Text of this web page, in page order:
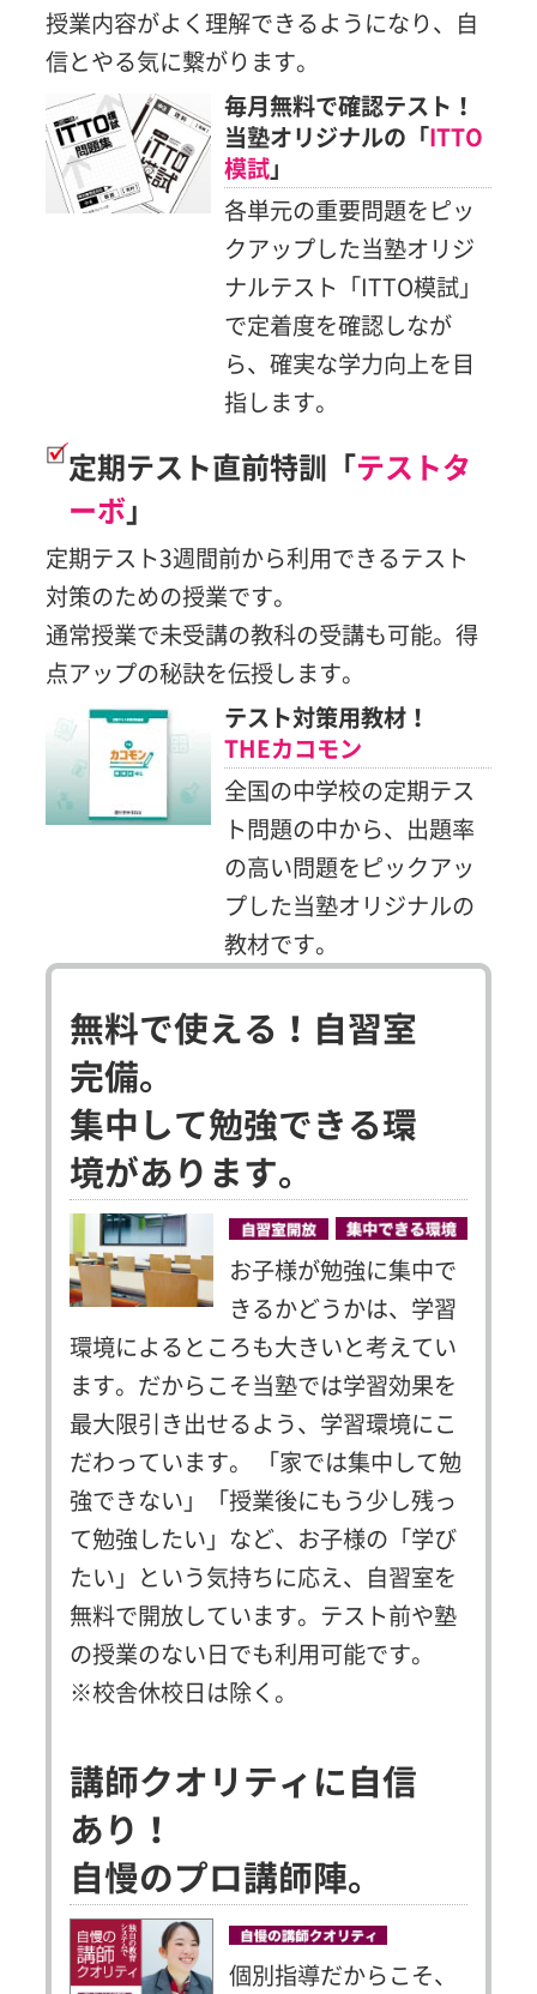
授業内容がよく理解できるようになり、自
信とやる気に繋がります。
毎月無料で確認テスト！
当塾オリジナルの「ITTO
模試」
各単元の重要問題をピッ
クアップした当塾オリジ
ナルテスト「ITTO模試」
で定着度を確認しなが
ら、確実な学力向上を目
指します。
定期テスト直前特訓「テストタ
ーボ」
定期テスト3週間前から利用できるテスト
対策のための授業です。
通常授業で未受講の教科の受講も可能。得
点アップの秘訣を伝授します。
テスト対策用教材！
THEカコモン
全国の中学校の定期テス
ト問題の中から、出題率
の高い問題をピックアッ
プした当塾オリジナルの
教材です。
無料で使える！自習室
完備。
集中して勉強できる環
境があります。
お子様が勉強に集中で
きるかどうかは、学習
環境によるところも大きいと考えてい
ます。だからこそ当塾では学習効果を
最大限引き出せるよう、学習環境にこ
だわっています。
「家では集中して勉
強できない」「授業後にもう少し残っ
て勉強したい」など、お子様の「学び
たい」という気持ちに応え、自習室を
無料で開放しています。テスト前や塾
の授業のない日でも利用可能です。
※校舎休校日は除く。
講師クオリティに自信
あり！
自慢のプロ講師陣。
個別指導だからこそ、